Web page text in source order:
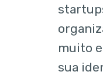
muito
sua